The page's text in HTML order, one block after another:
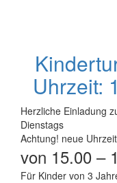
Uhrzeit:
Herzliche Einladung
Dienstags
Achtung! neue
von 15.00 –
Für Kinder von 3